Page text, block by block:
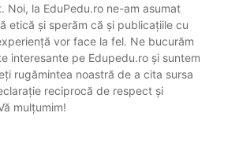
Noi, la EduPedu.ro ne-am asumat
etică și sperăm că și publicațiile cu
vor face la fel. Ne bucurăm
interesante pe Edupedu.ro și suntem
rugămintea noastră de a cita sursa
reciprocă de respect și
mulțumim!